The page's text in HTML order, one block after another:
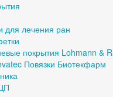
для лечения ран
покрытия Lohmann &
Повязки Биотекфарм